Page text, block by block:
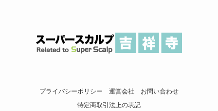
プライバシーポリシー 運営会社
お問い合わせ
特定商取引法上の表記